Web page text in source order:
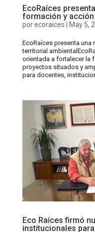
EcoRaíces
formación y
porecoraices May 5,
EcoRaíces presenta una
territorial
orientada a fortalecer la
proyectos situados y
para docentes,
Eco Raíces firmó
institucionales